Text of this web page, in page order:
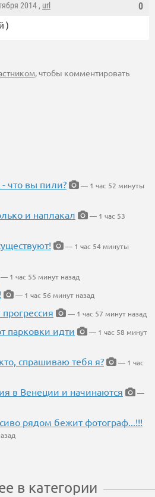
0
2014 , url
)
, чтобы комментировать
что вы пили?
— 1 час 52 минуты
и наплакал
— 1 час 53
— 1 час 54 минуты
— 1 час 55 минут назад
— 1 час 56 минут назад
— 1 час 57 минут назад
парковки идти
— 1 час 58 минут
спрашиваю тебя я?
— 1 час
в Венеции и начинаются
—
рядом бежит фотограф...!!!
в категории